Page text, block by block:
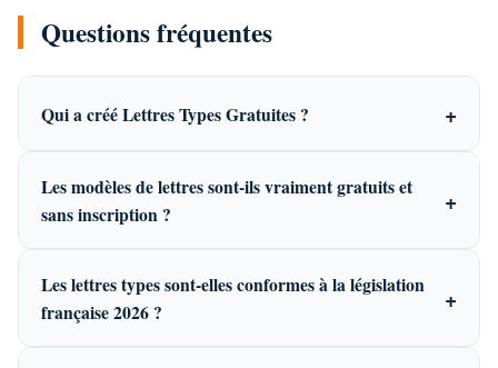
Questions fréquentes
Qui a créé Lettres Types Gratuites ? +
Les modèles de lettres sont-ils vraiment gratuits et
sans inscription ?
+
Les lettres types sont-elles conformes à la législation
française 2026 ?
+